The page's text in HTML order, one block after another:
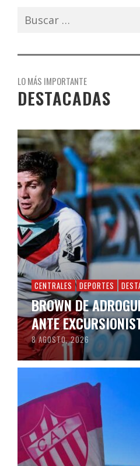
Buscar:
LO MÁS IMPORTANTE
DESTACADAS
CENTRALES DEPORTES
BROWN DE
ANTE
8 AGOSTO, 2026